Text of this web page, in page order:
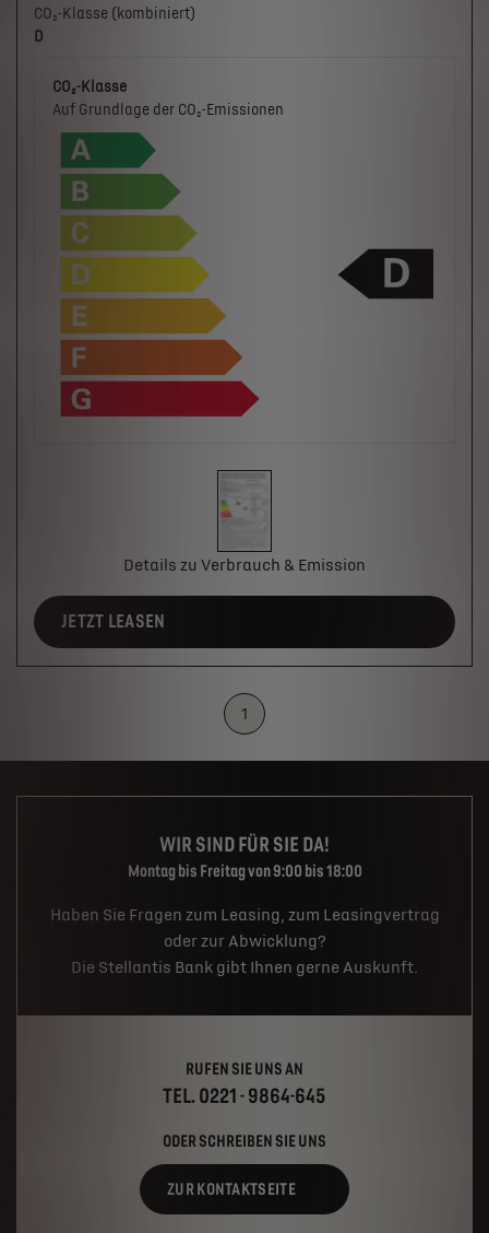
CO₂-Klasse (kombiniert)
D
CO₂-Klasse
Auf Grundlage der CO₂-Emissionen
Details zu Verbrauch & Emission
JETZT LEASEN
1
WIR SIND FÜR SIE DA!
Montag bis Freitag von 9:00 bis 18:00
Haben Sie Fragen zum Leasing, zum Leasingvertrag
oder zur Abwicklung?
Die Stellantis Bank gibt Ihnen gerne Auskunft.
RUFEN SIE UNS AN
TEL. 0221 - 9864-645
ODER SCHREIBEN SIE UNS
ZUR KONTAKTSEITE